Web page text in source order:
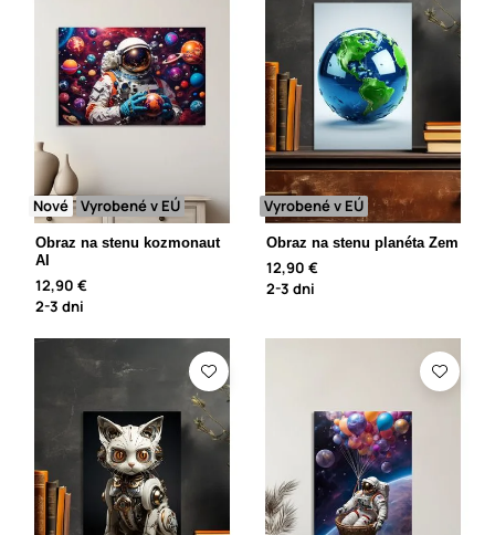
Nové Vyrobené v EÚ
Obraz na stenu kozmonaut
AI
12,90 €
2-3 dni
Vyrobené v EÚ
Obraz na stenu planéta Zem
12,90 €
2-3 dni